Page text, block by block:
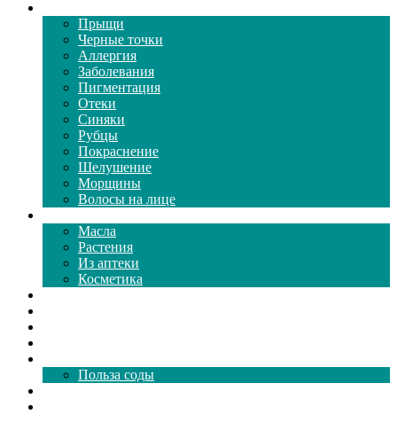
Прыщи
Черные точки
Аллергия
Заболевания
Пигментация
Отеки
Синяки
Рубцы
Покраснение
Шелушение
Морщины
Волосы на лице
Масла
Растения
Из аптеки
Косметика
Польза соды